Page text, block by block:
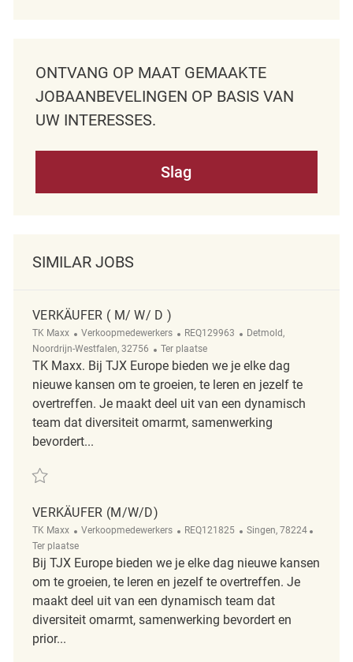
ONTVANG OP MAAT GEMAAKTE
JOBAANBEVELINGEN OP BASIS VAN
UW INTERESSES.
Slag
SIMILAR JOBS
VERKÄUFER ( M/ W/ D )
TK Maxx Categorie
Verkoopmedewerkers ReqId
REQ129963 Plaats
Detmold,
Noordrijn-Westfalen, 32756
Afgelegen
Ter plaatse
TK Maxx. Bij TJX Europe bieden we je elke dag
nieuwe kansen om te groeien, te leren en jezelf te
overtreffen. Je maakt deel uit van een dynamisch
team dat diversiteit omarmt, samenwerking
bevordert...
Redden Verkäufer ( m/ w/ d ) REQ129963
VERKÄUFER (M/W/D)
TK Maxx Categorie
Verkoopmedewerkers ReqId
REQ121825 Plaats
Singen, 78224
Ter plaatse
Bij TJX Europe bieden we je elke dag nieuwe kansen
om te groeien, te leren en jezelf te overtreffen. Je
maakt deel uit van een dynamisch team dat
diversiteit omarmt, samenwerking bevordert en
prior...